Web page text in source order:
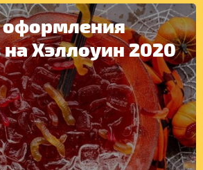
Хэллоуин 2020